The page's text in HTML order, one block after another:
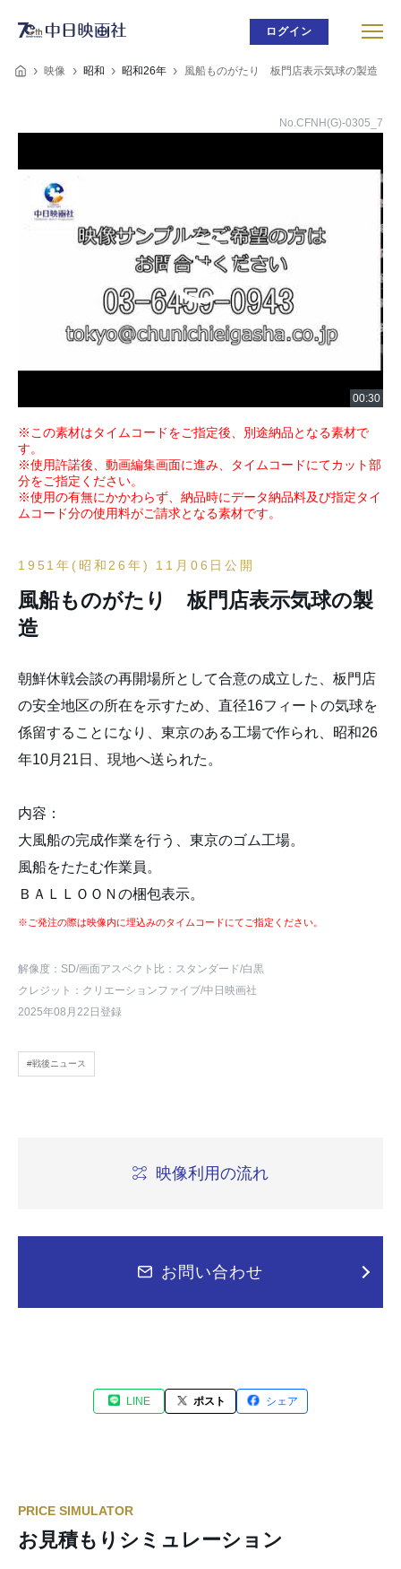
ログイン
映像 昭和 昭和26年 風船ものがたり 板門店表示気球の製造
No.CFNH(G)-0305_7
※この素材はタイムコードをご指定後、別途納品となる素材で
す。
※使用許諾後、動画編集画面に進み、タイムコードにてカット部
分をご指定ください。
※使用の有無にかかわらず、納品時にデータ納品料及び指定タイ
ムコード分の使用料がご請求となる素材です。
1951年(昭和26年) 11月06日公開
風船ものがたり 板門店表示気球の製
造
朝鮮休戦会談の再開場所として合意の成立した、板門店
の安全地区の所在を示すため、直径16フィートの気球を
係留することになり、東京のある工場で作られ、昭和26
年10月21日、現地へ送られた。
内容：
大風船の完成作業を行う、東京のゴム工場。
風船をたたむ作業員。
ＢＡＬＬＯＯＮの梱包表示。
※ご発注の際は映像内に埋込みのタイムコードにてご指定ください。
解像度：SD/画面アスペクト比：スタンダード/白黒
クレジット：クリエーションファイブ/中日映画社
2025年08月22日登録
#戦後ニュース
映像利用の流れ
お問い合わせ
LINE ポスト シェア
PRICE SIMULATOR
お見積もりシミュレーション